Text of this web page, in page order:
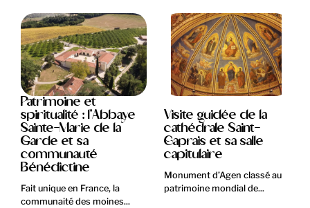
Patrimoine et
spiritualité : l'Abbaye
Sainte-Marie de la
Garde et sa
communauté
Bénédictine
Fait unique en France, la
communaité des moines...
Visite guidée de la
cathédrale Saint-
Caprais et sa salle
capitulaire
Monument d’Agen classé au
patrimoine mondial de...